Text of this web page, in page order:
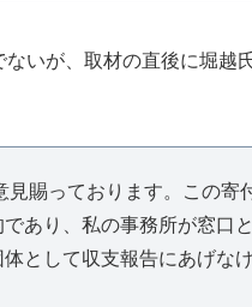
いが、取材の直後に堀越
賜っております。この寄
あり、私の事務所が窓口
として収支報告にあげな